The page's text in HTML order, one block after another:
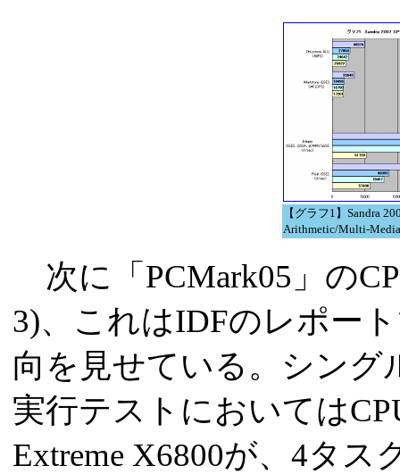
【グラフ1】Sandra
Arithmetic/Multi-
次に「PCMark05」の
3)、これはIDFのレポー
向を見せている。シング
実行テストにおいては
Extreme X6800が、4タス